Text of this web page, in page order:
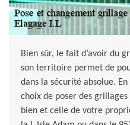
Bien sûr, le fait d’avoir du
son territoire permet de
dans la sécurité absolue.
choix de poser des
bien et celle de votre